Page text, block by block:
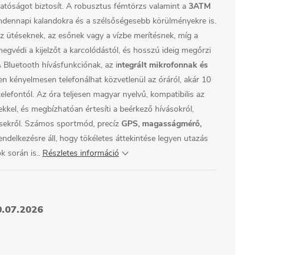
biztosít. A robusztus fémtörzs valamint a 3ATM
kalandokra és a szélsőségesebb körülményekre is.
ütéseknek, az esőnek vagy a vízbe merítésnek, míg a
a kijelzőt a karcolódástól, és hosszú ideig megőrzi
Bluetooth hívásfunkciónak, az integrált mikrofonnak és
kényelmesen telefonálhat közvetlenül az óráról, akár 10
Az óra teljesen magyar nyelvű, kompatibilis az
és megbízhatóan értesíti a beérkező hívásokról,
Számos sportmód, precíz GPS, magasságmérő,
áll, hogy tökéletes áttekintése legyen utazás
során is.. Részletes információ